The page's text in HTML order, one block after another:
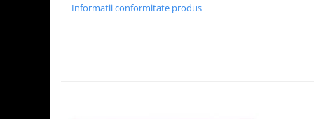
Informatii conformitate produs